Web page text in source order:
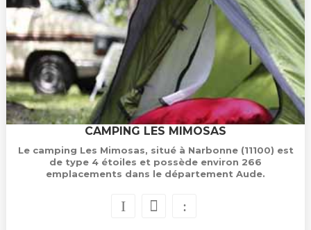
CAMPING LES MIMOSAS
Le camping Les Mimosas, situé à Narbonne (11100) est
de type 4 étoiles et possède environ 266
emplacements dans le département Aude.